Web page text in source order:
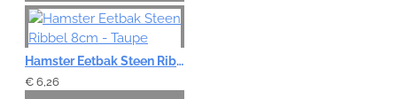
Hamster Eetbak Steen Ribbel 8cm - Taupe
€ 6,26